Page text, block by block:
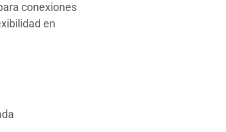
conexiones
en